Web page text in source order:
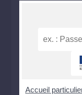
Accueil